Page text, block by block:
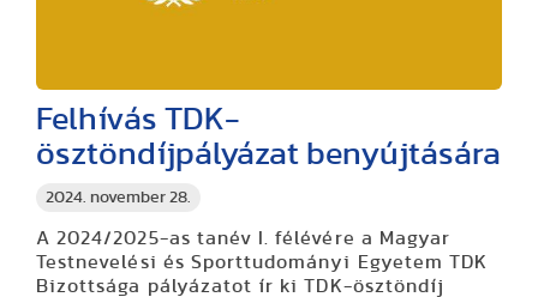
2024. november 28.
Felhívás TDK-
ösztöndíjpályázat benyújtására
A 2024/2025-as tanév I. félévére a Magyar
Testnevelési és Sporttudományi Egyetem TDK
Bizottsága pályázatot ír ki TDK-ösztöndíj